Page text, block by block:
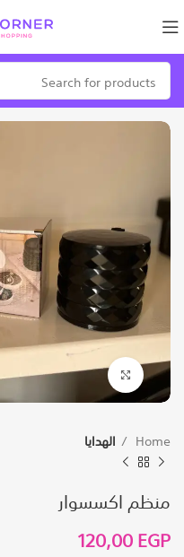
Click to enlarge
Home الهدايا
منظم اكسسوار
120,00EGP